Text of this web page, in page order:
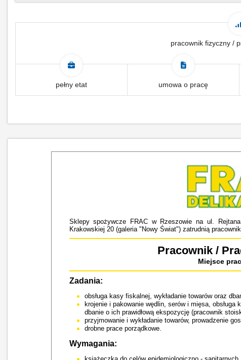
pracownik fizyczny /
pełny etat umowa o pracę
Sklepy spożywcze FRAC w Rzeszowie na ul.
Krakowskiej 20 (galeria "Nowy Świat") zatrudnią
Pracownik /
Miejsce
Zadania:
obsługa kasy fiskalnej, wykładanie towarów oraz
krojenie i pakowanie wędlin, serów i mięsa, obsługa
dbanie o ich prawidłową ekspozycję (pracownik
przyjmowanie i wykładanie towarów, prowadzenie
drobne prace porządkowe.
Wymagania: